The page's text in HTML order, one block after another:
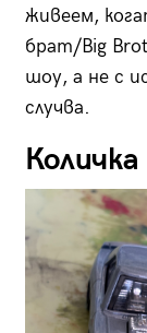
живеем,
брат/Big
шоу, а не с
случва.
Количка